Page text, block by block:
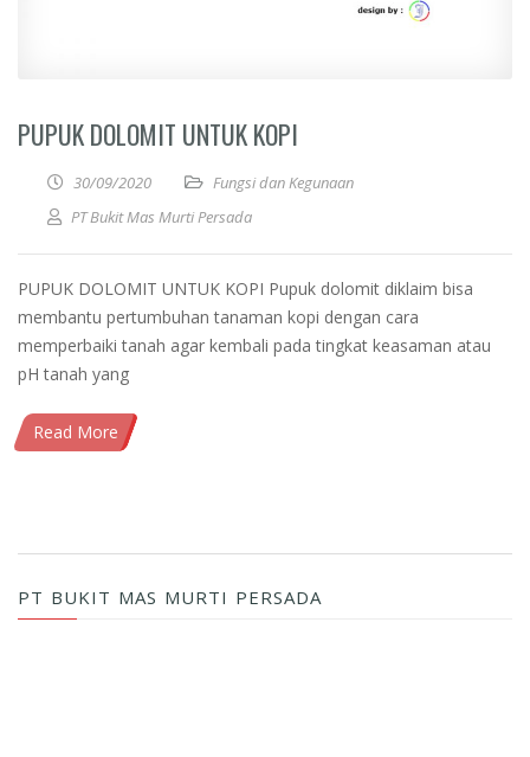
PUPUK DOLOMIT UNTUK KOPI
30/09/2020
Fungsi dan Kegunaan
PT Bukit Mas Murti Persada
PUPUK DOLOMIT UNTUK KOPI Pupuk dolomit diklaim bisa
membantu pertumbuhan tanaman kopi dengan cara
memperbaiki tanah agar kembali pada tingkat keasaman atau
pH tanah yang
Read More
PT BUKIT MAS MURTI PERSADA